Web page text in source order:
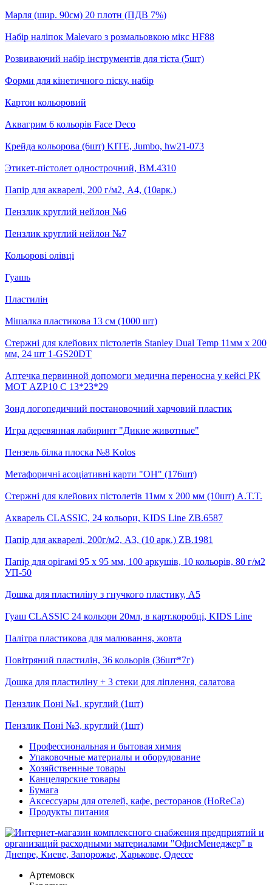
Марля (шир. 90см) 20 плотн (ПДВ 7%)
Набір наліпок Malevaro з розмальовкою мікс HF88
Розвиваючий набір інструментів для тіста (5шт)
Форми для кінетичного піску, набір
Картон кольоровий
Аквагрим 6 кольорів Face Deco
Крейда кольорова (6шт) KITE, Jumbo, hw21-073
Этикет-пістолет однострочний, BM.4310
Папір для акварелі, 200 г/м2, А4, (10арк.)
Пензлик круглий нейлон №6
Пензлик круглий нейлон №7
Кольорові олівці
Гуашь
Пластилін
Мішалка пластикова 13 см (1000 шт)
Стержні для клейових пістолетів Stanley Dual Temp 11мм x 200
мм, 24 шт 1-GS20DT
Аптечка первинной допомоги медична переносна у кейсі РК
МОТ AZP10 C 13*23*29
Зонд логопедичний постановочний харчовий пластик
Игра деревянная лабиринт "Дикие животные"
Пензель білка плоска №8 Kolos
Метафоричні асоціативні карти "OH" (176шт)
Стержні для клейових пістолетів 11мм x 200 мм (10шт) A.T.T.
Акварель CLASSIC, 24 кольори, KIDS Line ZB.6587
Папір для акварелі, 200г/м2, А3, (10 арк.) ZB.1981
Папір для орігамі 95 х 95 мм, 100 аркушів, 10 кольорів, 80 г/м2
УП-50
Дошка для пластиліну з гнучкого пластику, А5
Гуаш CLASSIC 24 кольори 20мл, в карт.коробці, KIDS Line
Палітра пластикова для малювання, жовта
Повітряний пластилін, 36 кольорів (36шт*7г)
Дошка для пластиліну + 3 стеки для ліплення, салатова
Пензлик Поні №1, круглий (1шт)
Пензлик Поні №3, круглий (1шт)
Профессиональная и бытовая химия
Упаковочные материалы и оборудование
Хозяйственные товары
Канцелярские товары
Бумага
Аксессуары для отелей, кафе, ресторанов (HoReCa)
Продукты питания
Артемовск